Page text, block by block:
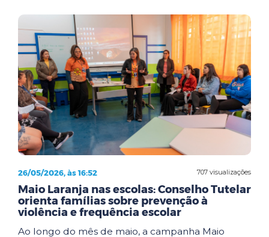
707 visualizações
26/05/2026, às 16:52
Maio Laranja nas escolas: Conselho Tutelar
orienta famílias sobre prevenção à
violência e frequência escolar
Ao longo do mês de maio, a campanha Maio